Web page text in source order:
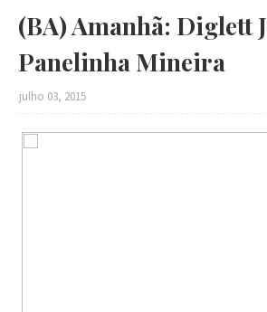
(BA) Amanhã: Diglett
Panelinha Mineira
julho 03, 2015